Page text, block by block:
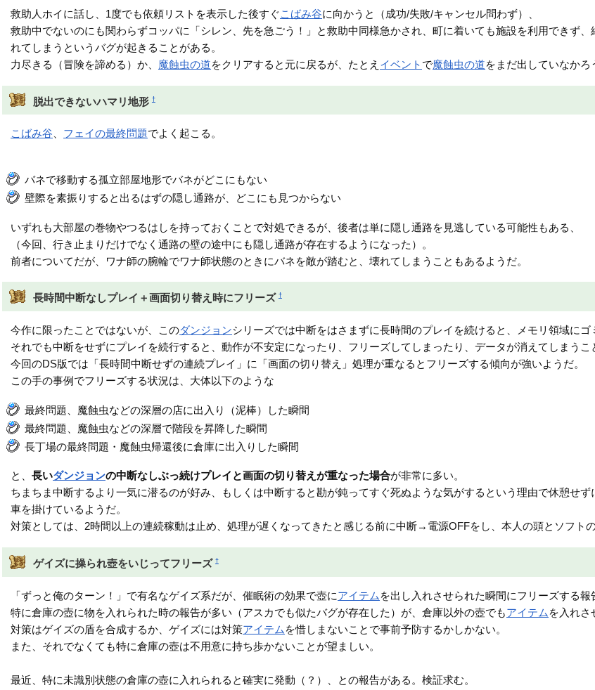
救助人ホイに話し、1度でも依頼リストを表示した後すぐこばみ谷に向かうと（成功/失敗/キャンセル問わず）、
救助中でないのにも関わらずコッパに「シレン、先を急ごう！」と救助中同様急かされ、町に着いても施設を利用できず
れてしまうというバグが起きることがある。
力尽きる（冒険を諦める）か、 魔蝕虫の道をクリアすると元に戻るが、たとえ イベント で魔蝕虫の道をまだ出していなかろ
脱出できないハマリ地形 †
こばみ谷、 フェイの最終問題でよく起こる。
バネで移動する孤立部屋地形でバネがどこにもない
壁際を素振りすると出るはずの隠し通路が、どこにも見つからない
いずれも大部屋の巻物やつるはしを持っておくことで対処できるが、後者は単に隠し通路を見逃している可能性もある、
（今回、行き止まりだけでなく通路の壁の途中にも隠し通路が存在するようになった）。
前者についてだが、ワナ師の腕輪でワナ師状態のときにバネを敵が踏むと、壊れてしまうこともあるようだ。
長時間中断なしプレイ＋画面切り替え時にフリーズ †
今作に限ったことではないが、このダンジョンシリーズでは中断をはさまずに長時間のプレイを続けると、メモリ領域にゴ
それでも中断をせずにプレイを続行すると、動作が不安定になったり、フリーズしてしまったり、データが消えてしまうこ
今回のDS版では「長時間中断せずの連続プレイ」に「画面の切り替え」処理が重なるとフリーズする傾向が強いようだ。
この手の事例でフリーズする状況は、大体以下のような
最終問題、魔蝕虫などの深層の店に出入り（泥棒）した瞬間
最終問題、魔蝕虫などの深層で階段を昇降した瞬間
長丁場の最終問題・魔蝕虫帰還後に倉庫に出入りした瞬間
と、長いダンジョンの中断なしぶっ続けプレイと画面の切り替えが重なった場合が非常に多い。
ちまちま中断するより一気に潜るのが好み、もしくは中断すると勘が鈍ってすぐ死ぬような気がするという理由で休憩せ
車を掛けているようだ。
対策としては、2時間以上の連続稼動は止め、処理が遅くなってきたと感じる前に中断→電源OFFをし、本人の頭とソフト
ゲイズに操られ壺をいじってフリーズ †
「ずっと俺のターン！」で有名なゲイズ系だが、催眠術の効果で壺にアイテム を出し入れさせられた瞬間にフリーズする報
特に倉庫の壺に物を入れられた時の報告が多い（アスカでも似たバグが存在した）が、倉庫以外の壺でもアイテム を入れさ
対策はゲイズの盾を合成するか、ゲイズには対策アイテム を惜しまないことで事前予防するかしかない。
また、それでなくても特に倉庫の壺は不用意に持ち歩かないことが望ましい。
最近、特に未識別状態の倉庫の壺に入れられると確実に発動（？）、との報告がある。検証求む。